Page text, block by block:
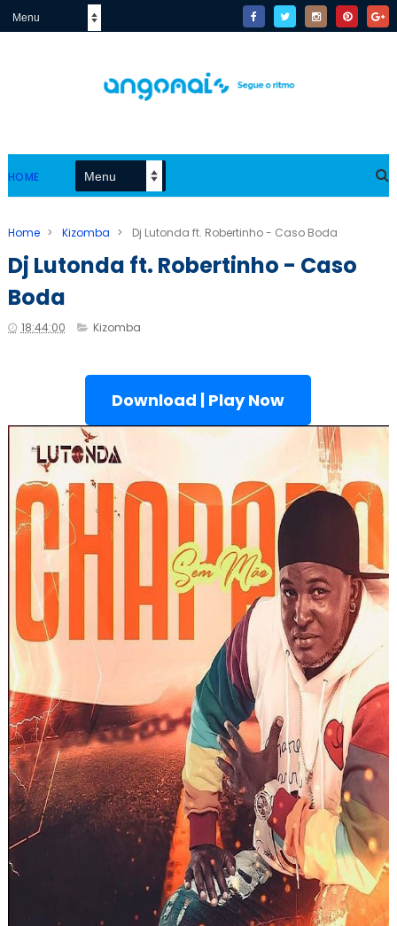
HOME
Home > Kizomba > Dj Lutonda ft. Robertinho - Caso Boda
Dj Lutonda ft. Robertinho - Caso
Boda
18:44:00 Kizomba
Download | Play Now